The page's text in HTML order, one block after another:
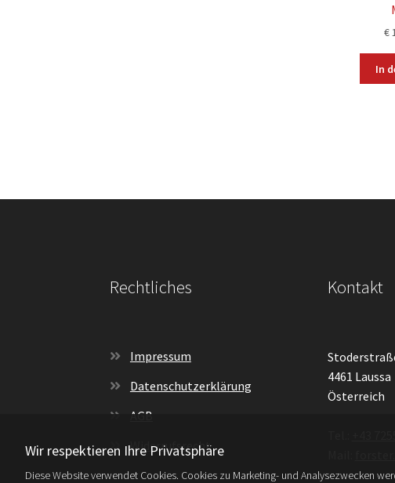
€
In
Rechtliches
Impressum
Datenschutzerklärung
AGB
Widerrufsrecht
Kontakt
4461 Laussa
Österreich
Wir respektieren Ihre Privatsphäre
Diese Website verwendet Cookies. Cookies zu Marketing- und Analysezwecken